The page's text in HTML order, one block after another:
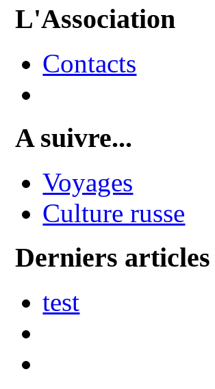
L'Association
Contacts
A suivre...
Voyages
Culture russe
Derniers articles
test